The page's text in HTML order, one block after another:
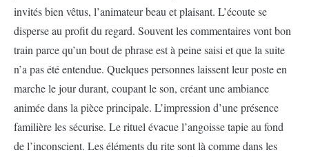
invités bien vêtus, l’animateur beau et plaisant. L’écoute se
disperse au profit du regard. Souvent les commentaires vont bon
train parce qu’un bout de phrase est à peine saisi et que la suite
n’a pas été entendue. Quelques personnes laissent leur poste en
marche le jour durant, coupant le son, créant une ambiance
animée dans la pièce principale. L’impression d’une présence
familière les sécurise. Le rituel évacue l’angoisse tapie au fond
de l’inconscient. Les éléments du rite sont là comme dans les